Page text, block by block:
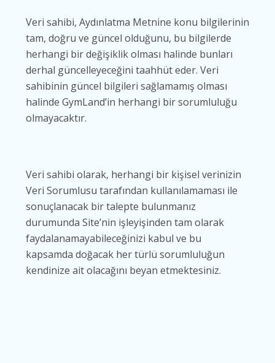
Veri sahibi, Aydınlatma Metnine konu bilgilerinin
tam, doğru ve güncel olduğunu, bu bilgilerde
herhangi bir değişiklik olması halinde bunları
derhal güncelleyeceğini taahhüt eder. Veri
sahibinin güncel bilgileri sağlamamış olması
halinde GymLand’in herhangi bir sorumluluğu
olmayacaktır.
Veri sahibi olarak, herhangi bir kişisel verinizin
Veri Sorumlusu tarafından kullanılamaması ile
sonuçlanacak bir talepte bulunmanız
durumunda Site’nin işleyişinden tam olarak
faydalanamayabileceğinizi kabul ve bu
kapsamda doğacak her türlü sorumluluğun
kendinize ait olacağını beyan etmektesiniz.